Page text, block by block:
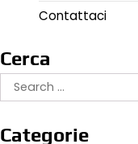
Contattaci
Cerca
Search
for:
Categorie